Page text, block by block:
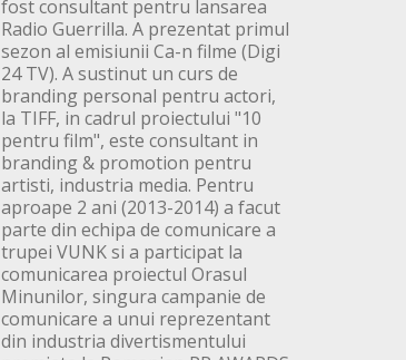
fost consultant pentru lansarea
Radio Guerrilla. A prezentat primul
sezon al emisiunii Ca-n filme (Digi
24 TV). A sustinut un curs de
branding personal pentru actori,
la TIFF, in cadrul proiectului "10
pentru film", este consultant in
branding & promotion pentru
artisti, industria media. Pentru
aproape 2 ani (2013-2014) a facut
parte din echipa de comunicare a
trupei VUNK si a participat la
comunicarea proiectul Orasul
Minunilor, singura campanie de
comunicare a unui reprezentant
din industria divertismentului